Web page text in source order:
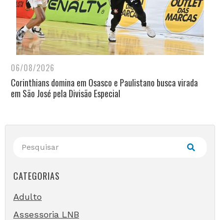
06/08/2026
Corinthians domina em Osasco e Paulistano busca virada
em São José pela Divisão Especial
CATEGORIAS
Adulto
Assessoria LNB